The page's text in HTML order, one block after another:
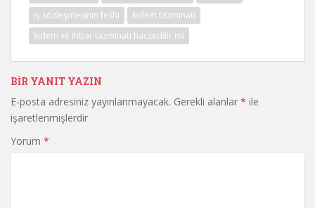
iş sözleşmesinin feshi
kıdem tazminatı
kıdem ve ihbar tazminatı haczedilir mi
BIR YANIT YAZIN
E-posta adresiniz yayınlanmayacak. Gerekli alanlar * ile
işaretlenmişlerdir
Yorum *